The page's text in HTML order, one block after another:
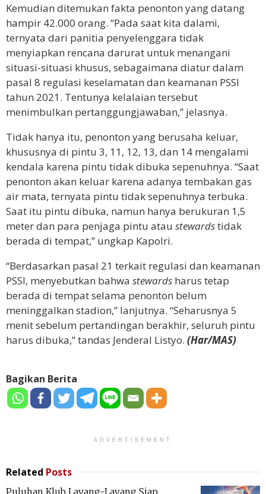
Kemudian ditemukan fakta penonton yang datang
hampir 42.000 orang. “Pada saat kita dalami,
ternyata dari panitia penyelenggara tidak
menyiapkan rencana darurat untuk menangani
situasi-situasi khusus, sebagaimana diatur dalam
pasal 8 regulasi keselamatan dan keamanan PSSI
tahun 2021. Tentunya kelalaian tersebut
menimbulkan pertanggungjawaban,” jelasnya.
Tidak hanya itu, penonton yang berusaha keluar,
khususnya di pintu 3, 11, 12, 13, dan 14 mengalami
kendala karena pintu tidak dibuka sepenuhnya. “Saat
penonton akan keluar karena adanya tembakan gas
air mata, ternyata pintu tidak sepenuhnya terbuka.
Saat itu pintu dibuka, namun hanya berukuran 1,5
meter dan para penjaga pintu atau stewardstidak
berada di tempat,” ungkap Kapolri.
“Berdasarkan pasal 21 terkait regulasi dan keamanan
PSSI, menyebutkan bahwa stewards harus tetap
berada di tempat selama penonton belum
meninggalkan stadion,” lanjutnya. “Seharusnya 5
menit sebelum pertandingan berakhir, seluruh pintu
harus dibuka,” tandas Jenderal Listyo. (Har/MAS)
Bagikan Berita
ADVERTISEMENT
Related Posts
Puluhan Klub Layang-Layang Siap